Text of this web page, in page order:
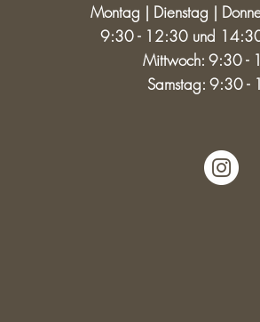
Montag | Dienstag |
9:30 - 12:30 und
Mittwoch: 9:30 -
Samstag: 9:30 -